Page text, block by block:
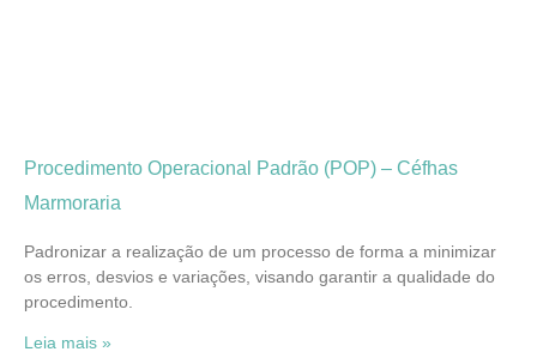
Procedimento Operacional Padrão (POP) – Céfhas
Marmoraria
Padronizar a realização de um processo de forma a minimizar
os erros, desvios e variações, visando garantir a qualidade do
procedimento.
Leia mais »